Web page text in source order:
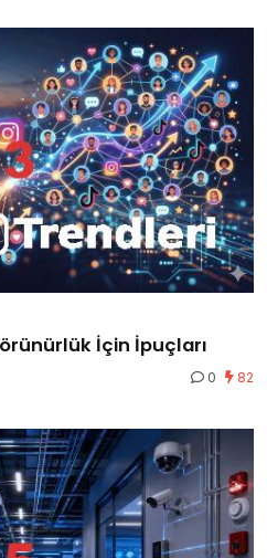
İçin İpuçları
0 82